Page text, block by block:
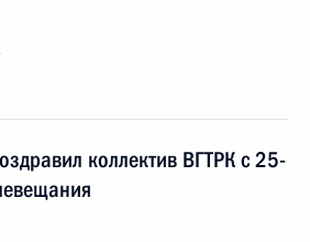
коллектив ВГТРК с 25-